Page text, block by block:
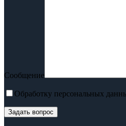
Сообщение
Обработку персональных